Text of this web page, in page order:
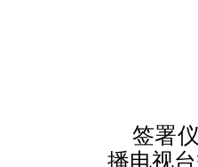
签署
播电视